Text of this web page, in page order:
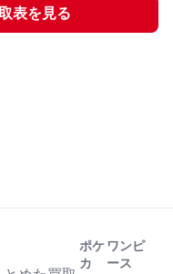
表を見る
ポケ
カ
ワンピ
ース